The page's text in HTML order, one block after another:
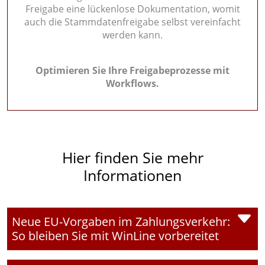
Freigabe eine lückenlose Dokumentation, womit
auch die Stammdatenfreigabe selbst vereinfacht
werden kann.
Optimieren Sie Ihre Freigabeprozesse mit
Workflows.
Hier finden Sie mehr
Informationen
Neue EU-Vorgaben im Zahlungsverkehr:
So bleiben Sie mit WinLine vorbereitet